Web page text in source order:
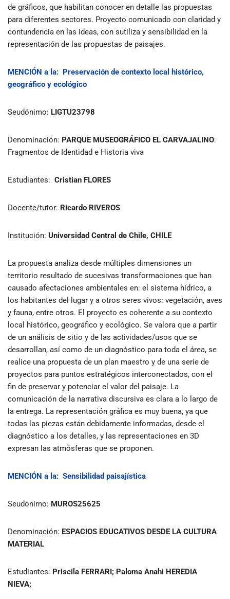
de gráficos, que habilitan conocer en detalle las propuestas
para diferentes sectores. Proyecto comunicado con claridad y
contundencia en las ideas, con sutiliza y sensibilidad en la
representación de las propuestas de paisajes.
MENCIÓN a la: Preservación de contexto local histórico,
geográfico y ecológico
Seudónimo: LIGTU23798
Denominación: PARQUE MUSEOGRÁFICO EL CARVAJALINO:
Fragmentos de Identidad e Historia viva
Estudiantes: Cristian FLORES
Docente/tutor: Ricardo RIVEROS
Institución: Universidad Central de Chile, CHILE
La propuesta analiza desde múltiples dimensiones un
territorio resultado de sucesivas transformaciones que han
causado afectaciones ambientales en: el sistema hídrico, a
los habitantes del lugar y a otros seres vivos: vegetación, aves
y fauna, entre otros. El proyecto es coherente a su contexto
local histórico, geográfico y ecológico. Se valora que a partir
de un análisis de sitio y de las actividades/usos que se
desarrollan, así como de un diagnóstico para toda el área, se
realice una propuesta de un plan maestro y de una serie de
proyectos para puntos estratégicos interconectados, con el
fin de preservar y potenciar el valor del paisaje. La
comunicación de la narrativa discursiva es clara a lo largo de
la entrega. La representación gráfica es muy buena, ya que
todas las piezas están debidamente informadas, desde el
diagnóstico a los detalles, y las representaciones en 3D
expresan las atmósferas que se proponen.
MENCIÓN a la: Sensibilidad paisajística
Seudónimo: MUROS25625
Denominación: ESPACIOS EDUCATIVOS DESDE LA CULTURA
MATERIAL
Estudiantes: Priscila FERRARI; Paloma Anahi HEREDIA
NIEVA;